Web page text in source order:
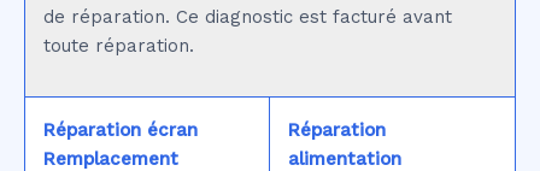
de réparation. Ce diagnostic est facturé avant
toute réparation.
Réparation écran
Remplacement
Réparation
alimentation